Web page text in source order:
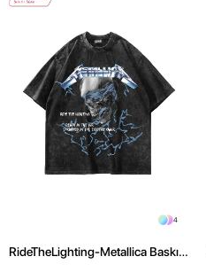
4
RideTheLighting-Metallica Baskılı